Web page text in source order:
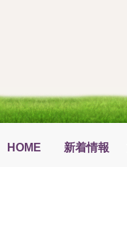
HOME 新着情報